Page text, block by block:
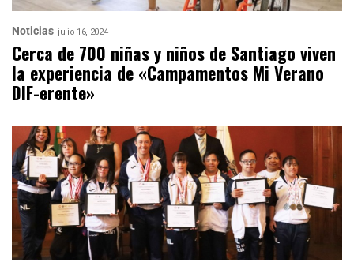
Noticias julio 16, 2024
Cerca de 700 niñas y niños de Santiago viven
la experiencia de «Campamentos Mi Verano
DIF-erente»